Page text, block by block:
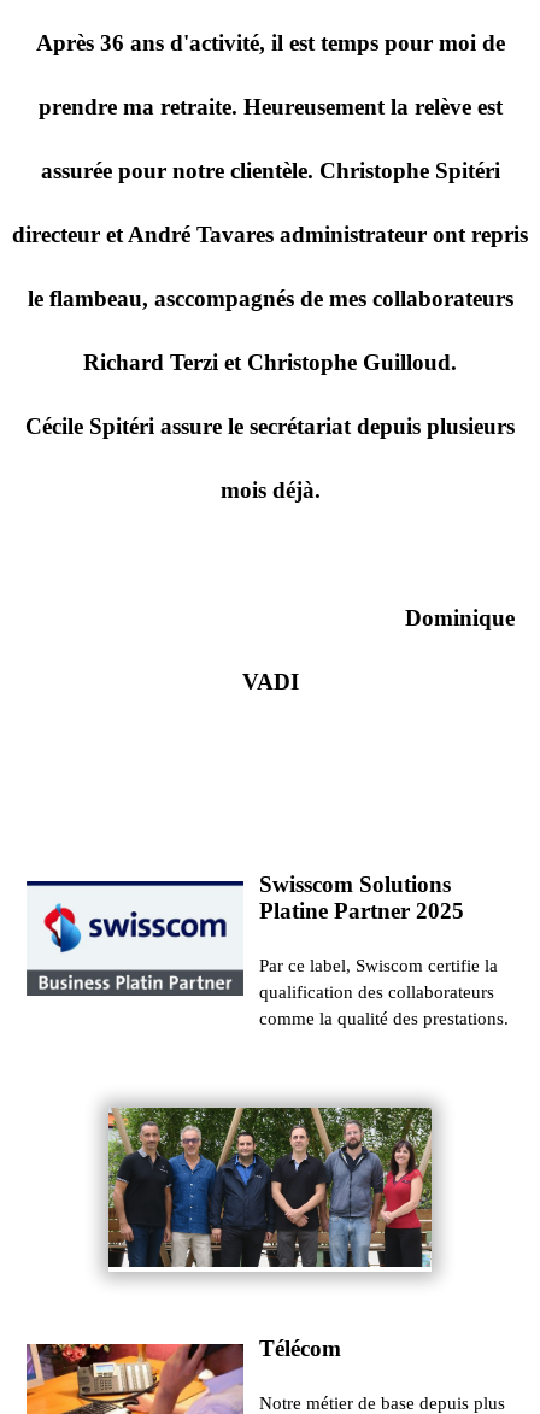
Après 36 ans d'activité, il est temps pour moi de
prendre ma retraite. Heureusement la relève est
assurée pour notre clientèle. Christophe Spitéri
directeur et André Tavares administrateur ont repris
le flambeau, asccompagnés de mes collaborateurs
Richard Terzi et Christophe Guilloud.
Cécile Spitéri assure le secrétariat depuis plusieurs
mois déjà.
Dominique
VADI
Swisscom Solutions
Platine Partner 2025
Par ce label, Swiscom certifie la
qualification des collaborateurs
comme la qualité des prestations.
Télécom
Notre métier de base depuis plus